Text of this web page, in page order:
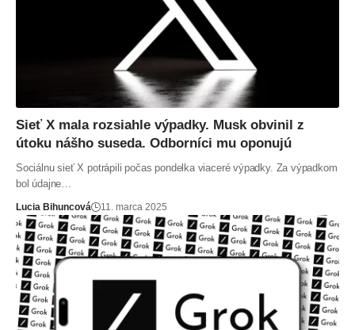
Sieť X mala rozsiahle výpadky. Musk obvinil z
útoku nášho suseda. Odborníci mu oponujú
Sociálnu sieť X potrápili počas pondelka viaceré výpadky. Za výpadkom
bol údajne…
Lucia Bihuncová 11. marca 2025